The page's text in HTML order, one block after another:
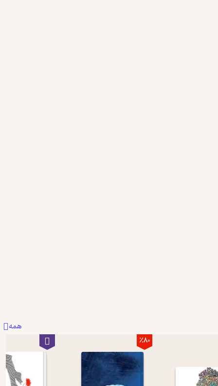
همه
٪80